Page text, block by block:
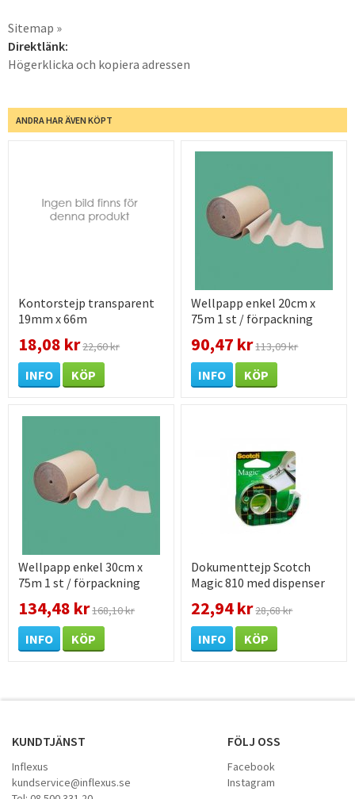
Sitemap »
Direktlänk:
Högerklicka och kopiera adressen
ANDRA HAR ÄVEN KÖPT
Kontorstejp transparent
19mm x 66m
18,08 kr22,60 kr
INFO KÖP
Wellpapp enkel 20cm x
75m 1 st / förpackning
90,47 kr113,09 kr
INFO KÖP
Wellpapp enkel 30cm x
75m 1 st / förpackning
134,48 kr168,10 kr
INFO KÖP
Dokumenttejp Scotch
Magic 810 med dispenser
19mm x 7,5m 1 st /
förpackning
22,94 kr28,68 kr
INFO KÖP
KUNDTJÄNST
Inflexus
kundservice@inflexus.se
FÖLJ OSS
Facebook
Instagram